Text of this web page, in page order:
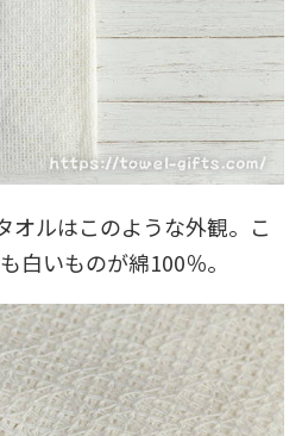
オルはこのような外観。こ
白いものが綿100％。